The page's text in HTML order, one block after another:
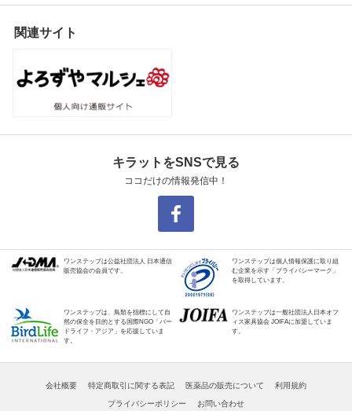
関連サイト
キラットをSNSで見る
ココだけの情報発信中！
ワンステップは公益社団法人 日本通信
販売協会の会員です。
ワンステップは個人情報保護に取り組
む企業を示す「プライバシーマーク」
を取得しています。
ワンステップは、鳥類を指標にして自
然の保全を目的とする国際NGO「バー
ドライフ・アジア」を応援していま
す。
ワンステップは一般社団法人日本オフ
ィス家具協会 JOIFAに加盟していま
す。
会社概要 特定商取引に関する表記 医薬品の販売について 利用規約
プライバシーポリシー お問い合わせ